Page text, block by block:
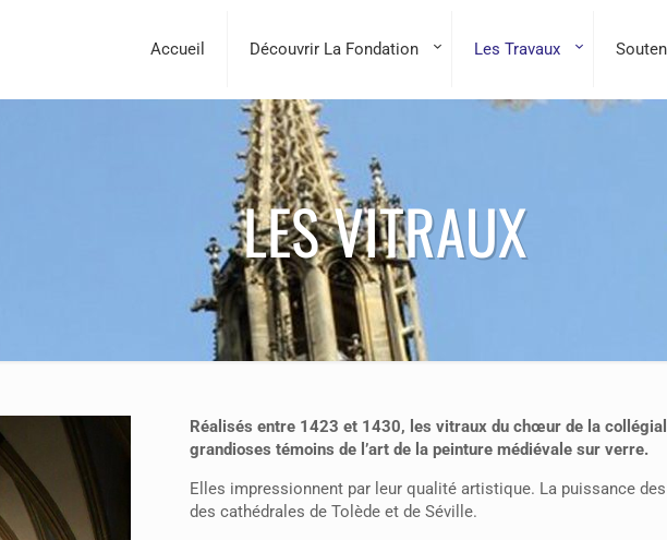
Accueil Découvrir La Fondation Les Travaux
LES VITRAUX
Réalisés entre 1423 et 1430, les vitraux du chœur de la
grandioses témoins de l’art de la peinture médiévale sur verre.
Elles impressionnent par leur qualité artistique. La puissance
des cathédrales de Tolède et de Séville.